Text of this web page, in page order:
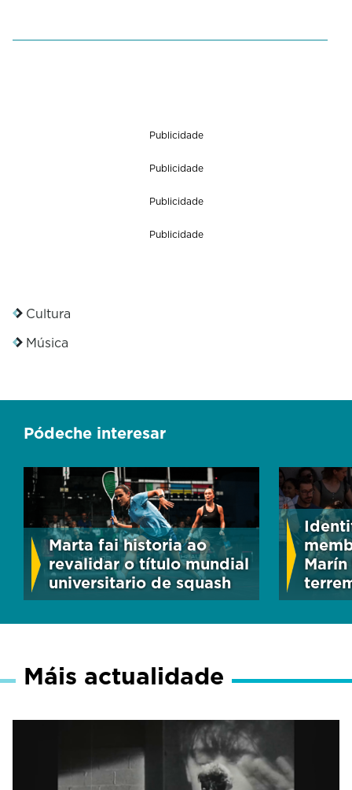
s
Publicidade
Publicidade
Publicidade
Publicidade
Cultura
Música
Pódeche interesar
Marta fai historia ao
revalidar o título mundial
universitario de squash
Máis actualidade